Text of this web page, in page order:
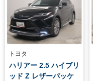
トヨタ
ハリアー 2.5 ハイブリ
ッド Z レザーパッケ